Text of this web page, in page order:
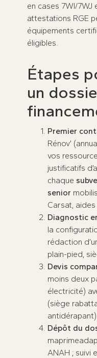
en cases 7WI/
attestations RGE
équipements
éligibles.
Étapes
un
Premier
Rénov’
vos
justificatifs
chaque
senior
Carsat, aides
Diagnostic
la
rédaction
plain-pied,
Devis
moins deux
électricité)
(siège
antidérapant).
Dépôt du
ANAH ; suivi